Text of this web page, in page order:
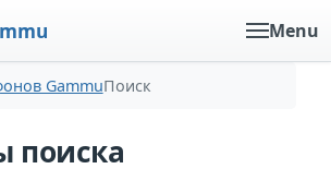
Menu
GammuПоиск
поиска